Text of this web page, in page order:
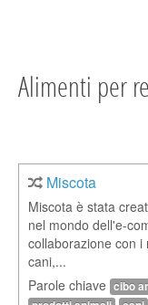
Alimenti per
Miscota
Miscota è stata
nel mondo dell'e-
collaborazione con
cani,...
Parole chiave cibo